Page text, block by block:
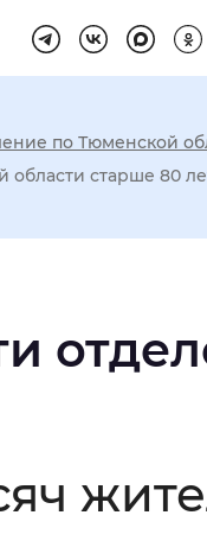
С
по Тюменской
области старше 80